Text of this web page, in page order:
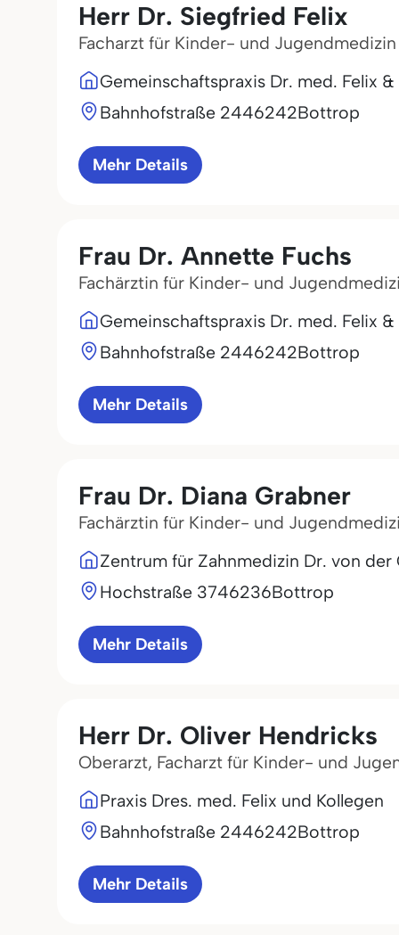
Herr Dr. Siegfried Felix
Facharzt für Kinder- und Jugendmedizin
Gemeinschaftspraxis Dr. med. Felix &
Bahnhofstraße 2446242Bottrop
Mehr Details
Frau Dr. Annette Fuchs
Fachärztin für Kinder- und
Gemeinschaftspraxis Dr. med. Felix &
Bahnhofstraße 2446242Bottrop
Mehr Details
Frau Dr. Diana Grabner
Fachärztin für Kinder- und
Zentrum für Zahnmedizin Dr. von der
Hochstraße 3746236Bottrop
Mehr Details
Herr Dr. Oliver Hendricks
Oberarzt, Facharzt für Kinder- und
Praxis Dres. med. Felix und Kollegen
Bahnhofstraße 2446242Bottrop
Mehr Details